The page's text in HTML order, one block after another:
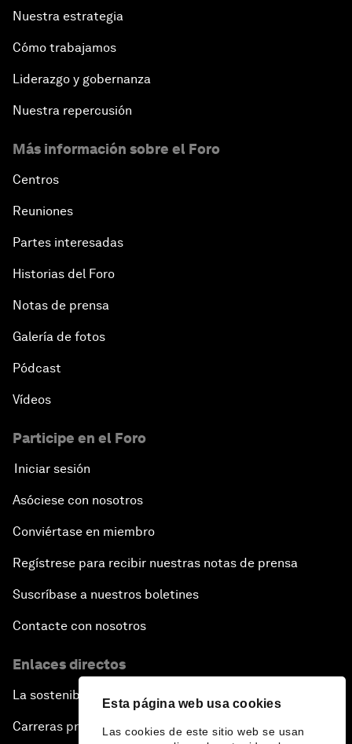
Esta página web usa cookies
Las cookies de este sitio web se usan
Nuestra estrategia
Cómo trabajamos
Liderazgo y gobernanza
Nuestra repercusión
Más información sobre el Foro
Centros
Reuniones
Partes interesadas
Historias del Foro
Notas de prensa
Galería de fotos
Pódcast
Vídeos
Participe en el Foro
Iniciar sesión
Asóciese con nosotros
Conviértase en miembro
Regístrese para recibir nuestras notas de prensa
Suscríbase a nuestros boletines
Contacte con nosotros
Enlaces directos
La sostenibilidad en el Foro
Carreras profesionales